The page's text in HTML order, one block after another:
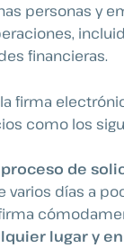
personas y
financieras.
firma
como los
proceso de
varios días a
lugar y